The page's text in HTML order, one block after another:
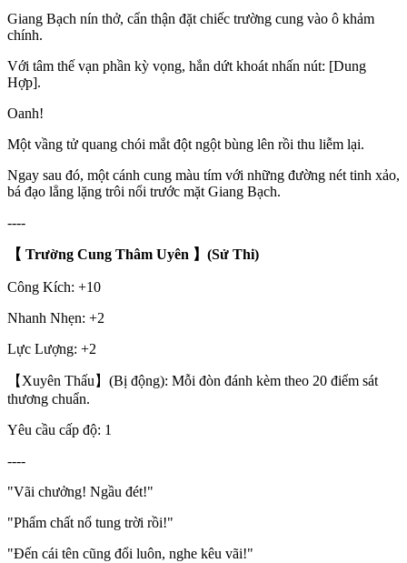
Giang Bạch nín thở, cẩn thận đặt chiếc trường cung vào ô khảm
chính.
Với tâm thế vạn phần kỳ vọng, hắn dứt khoát nhấn nút: [Dung
Hợp].
Oanh!
Một vầng tử quang chói mắt đột ngột bùng lên rồi thu liễm lại.
Ngay sau đó, một cánh cung màu tím với những đường nét tinh xảo,
bá đạo lẳng lặng trôi nổi trước mặt Giang Bạch.
----
【 Trường Cung Thâm Uyên 】(Sử Thi)
Công Kích: +10
Nhanh Nhẹn: +2
Lực Lượng: +2
【Xuyên Thấu】(Bị động): Mỗi đòn đánh kèm theo 20 điểm sát
thương chuẩn.
Yêu cầu cấp độ: 1
----
"Vãi chưởng! Ngầu đét!"
"Phẩm chất nổ tung trời rồi!"
"Đến cái tên cũng đổi luôn, nghe kêu vãi!"